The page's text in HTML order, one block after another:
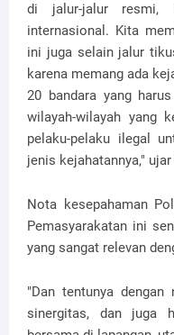
di jalur-jalur resmi,
internasional. Kita
ini juga selain jalur
karena memang ada
20 bandara yang
wilayah-wilayah yang
pelaku-pelaku ilegal
jenis kejahatannya,"
Nota kesepahaman
Pemasyarakatan ini
yang sangat relevan
"Dan tentunya
sinergitas, dan juga